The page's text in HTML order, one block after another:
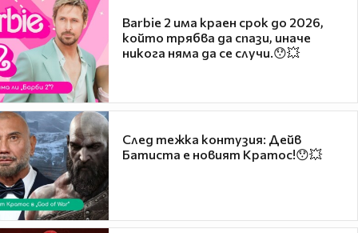
Barbie 2 има краен срок до 2026,
който трябва да спази, иначе
никога няма да се случи.😯💥
След тежка контузия: Дейв
Батиста е новият Кратос!😯💥